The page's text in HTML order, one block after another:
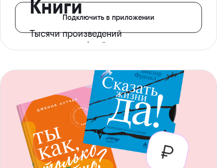
Книги
Тысячи произведений
с доступом офлайн
Подключить в приложении